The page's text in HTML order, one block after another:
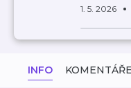
1. 5. 2026
INFO KOMENTÁŘE